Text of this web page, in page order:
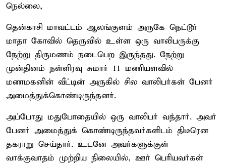
நெல்லை,
தென்காசி மாவட்டம் ஆலங்குளம் அருகே நெட்டூர்
மாதா கோவில் தெருவில் உள்ள ஒரு வாலிபருக்கு
நேற்று திருமணம் நடைபெற இருந்தது. நேற்று
முன்தினம் நள்ளிரவு சுமார் 11 மணியளவில்
மணமகனின் வீட்டின் அருகில் சில வாலிபர்கள் பேனர்
அமைத்துக்கொண்டிருந்தனர்.
அப்போது மதுபோதையில் ஒரு வாலிபர் வந்தார். அவர்
பேனர் அமைத்துக் கொண்டிருந்தவர்களிடம் திடீரென
தகராறு செய்தார். உடனே அவர்களுக்குள்
வாக்குவாதம் முற்றிய நிலையில், ஊர் பெரியவர்கள்